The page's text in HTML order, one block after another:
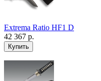
Extrema Ratio HF1 D
42 367 р.